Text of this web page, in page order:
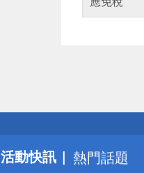
活動快訊
詐騙網頁
得獎公告
熱門話題